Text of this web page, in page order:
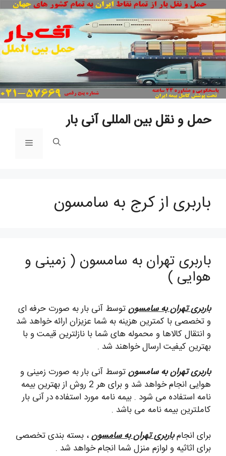
حمل و نقل بین المللی آنی بار
فهرست
باربری از کرج به سامسون
باربری تهران به سامسون ( زمینی و
هوایی )
باربری تهران به سامسونتوسط آنی بار به صورت حرفه ای
و تخصصی با کمترین هزینه به شما عزیزان ارائه خواهد شد
و انتقال کالاها و محموله های شما با نازلترین قیمت و با
بهترین کیفیت ارسال خواهند شد .
باربری تهران به سامسونتوسط آنی بار به صورت زمینی و
هوایی انجام خواهد شد و برای هر 2 روش از بهترین بیمه
نامه استفاده می شود . بیمه نامه مورد استفاده در آنی بار
کاملترین بیمه نامه می باشد .
برای انجامباربری تهران به سامسون، بسته بندی تخصصی
برای اثاثیه و لوازم منزل شما انجام خواهد شد .